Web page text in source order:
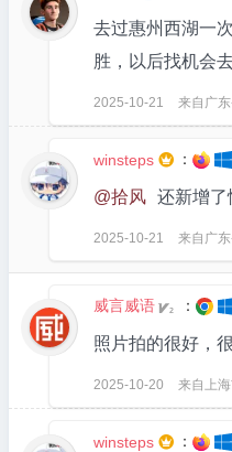
去过惠州西湖一
胜，以后找机会
2025-10-21 来自广
winsteps  ：
@拾风 还新增了
2025-10-21 来自广
威言威语 2 ：
照片拍的很好，
2025-10-20 来自上
winsteps  ：